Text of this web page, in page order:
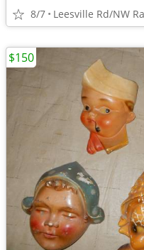
8/7 Leesville Rd/NW
$150